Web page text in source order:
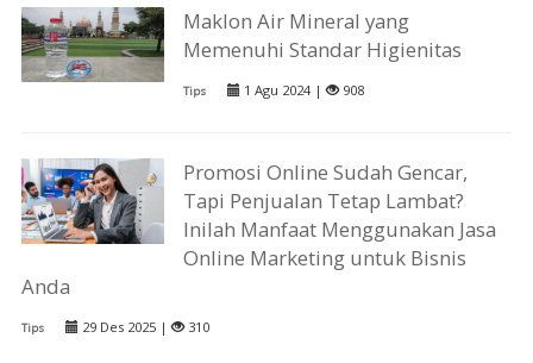
Maklon Air Mineral yang
Memenuhi Standar Higienitas
Tips 1 Agu 2024 | 908
Promosi Online Sudah Gencar,
Tapi Penjualan Tetap Lambat?
Inilah Manfaat Menggunakan Jasa
Online Marketing untuk Bisnis
Anda
Tips 29 Des 2025 | 310